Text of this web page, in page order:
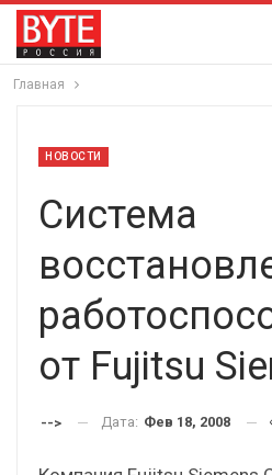
Главная
НОВОСТИ
Система
от Fujitsu
--> Дата: Фев 18, 2008